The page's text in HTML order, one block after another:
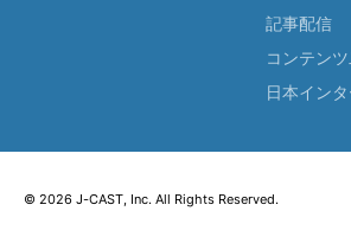
記事配信
コンテン
日本イン
© 2026 J-CAST, Inc. All Rights Reserved.